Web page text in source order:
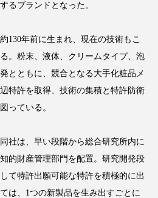
SaaS SNS
ンチン
るブランドとなった。
130年前に生まれ、現在の技術もこ
。粉末、液体、クリームタイプ、泡
とともに、競合となる大手化粧品メ
特許を取得、技術の集積と特許防衛
っている。
社は、早い段階から総合研究所内に
的財産管理部門を配置。研究開発段
て特許出願可能な特許を積極的に出
は、1つの新製品を生み出すごとに